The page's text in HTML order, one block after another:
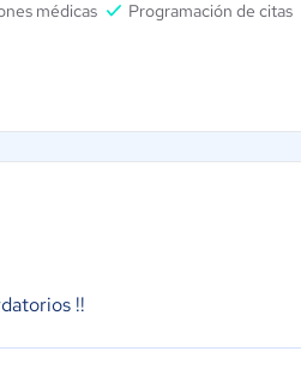
médicas
Programación de citas
!!